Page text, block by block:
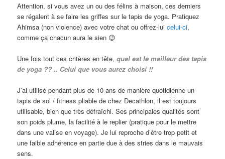
Attention, si vous avez un ou des félins à maison, ces derniers
se régalent à se faire les griffes sur le tapis de yoga. Pratiquez
Ahimsa (non violence) avec votre chat ou offrez-luicelui-ci,
comme ça chacun aura le sien 😉
Une fois tout ces critères en tête,quel est le meilleur des tapis
de yoga ?? .. Celui que vous aurez choisi !!
J’ai utilisé pendant plus de 10 ans de manière quotidienne un
tapis de sol / fitness pliable de chez Decathlon, il est toujours
utilisable, bien que très défraîchi. Ses principales qualités sont
son poids plume, la facilité à le replier (pratique pour le mettre
dans une valise en voyage). Je lui reproche d’être trop petit et
une faible adhérence en partie due à des stries dans le mauvais
sens.